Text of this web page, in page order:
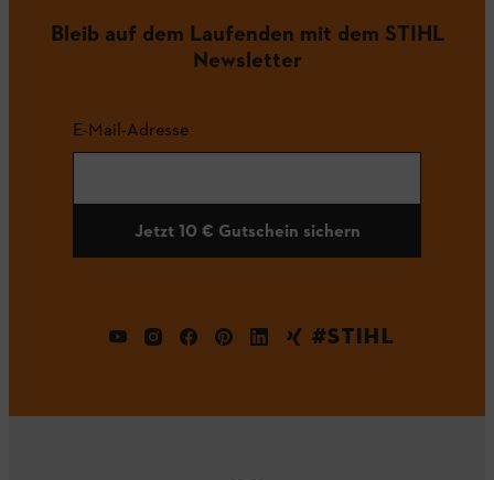
Bleib auf dem Laufenden mit dem STIHL
Newsletter
E-Mail-Adresse
Jetzt 10 € Gutschein sichern
#STIHL